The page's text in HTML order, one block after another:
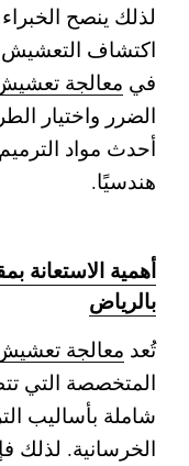
لذلك ينصح
اكتشاف التعشيش
في معالجة
الضرر واختيار
أحدث مواد
هندسيًا.
أهمية الاستعانة
بالرياض
تُعد معالجة
المتخصصة التي
شاملة بأساليب
الخرسانية. لذلك